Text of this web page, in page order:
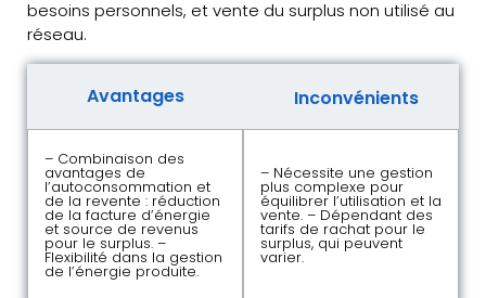
besoins personnels, et vente du surplus non utilisé au
réseau.
Avantages Inconvénients
– Combinaison des
avantages de
l’autoconsommation et
de la revente : réduction
de la facture d’énergie
et source de revenus
pour le surplus. –
Flexibilité dans la gestion
de l’énergie produite.
– Nécessite une gestion
plus complexe pour
équilibrer l’utilisation et la
vente. – Dépendant des
tarifs de rachat pour le
surplus, qui peuvent
varier.